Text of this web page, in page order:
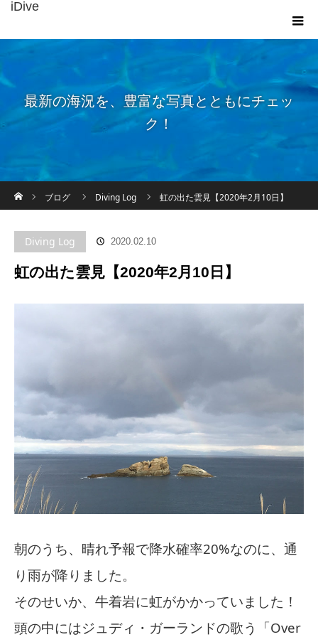
iDive
最新の海況を、豊富な写真とともにチェッ
ク！
ブログ
Diving Log 虹の出た雲見【2020年2月10日】
Diving Log 2020.02.10
虹の出た雲見【2020年2月10日】
朝のうち、晴れ予報で降水確率20%なのに、通
り雨が降りました。
そのせいか、牛着岩に虹がかかっていました！
頭の中にはジュディ・ガーランドの歌う「Over